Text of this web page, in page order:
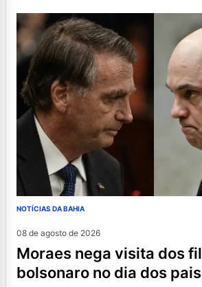
NOTÍCIAS DA BAHIA
08 de agosto de 2026
moraes nega visita dos filhos a
bolsonaro no dia dos pais